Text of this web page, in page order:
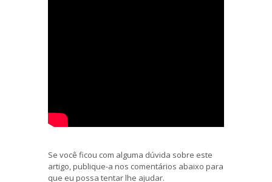
Se você ficou com alguma dúvida sobre este
artigo, publique-a nos comentários abaixo para
que eu possa tentar lhe ajudar.